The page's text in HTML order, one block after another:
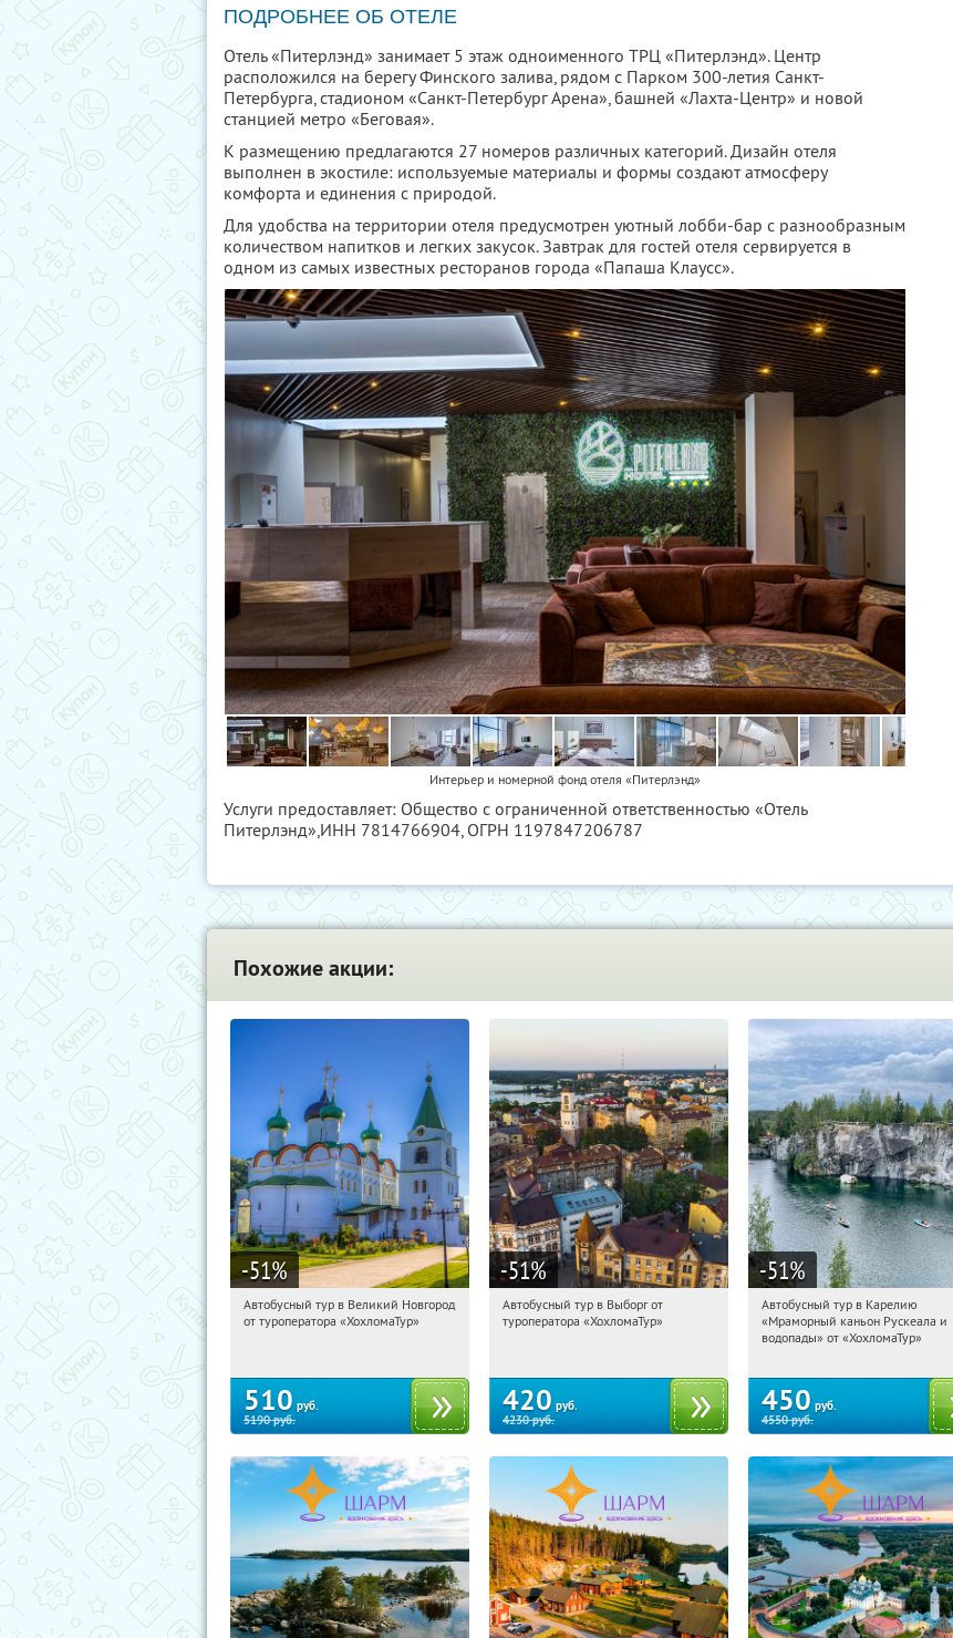
ПОДРОБНЕЕ ОБ ОТЕЛЕ
Отель «Питерлэнд» занимает 5 этаж одноименного ТРЦ «Питерлэнд». Центр
расположился на берегу Финского залива, рядом с Парком 300-летия Санкт-
Петербурга, стадионом «Санкт-Петербург Арена», башней «Лахта-Центр» и новой
станцией метро «Беговая».
К размещению предлагаются 27 номеров различных категорий. Дизайн отеля
выполнен в экостиле: используемые материалы и формы создают атмосферу
комфорта и единения с природой.
Для удобства на территории отеля предусмотрен уютный лобби-бар с разнообразным
количеством напитков и легких закусок. Завтрак для гостей отеля сервируется в
одном из самых известных ресторанов города «Папаша Клаусс».
Интерьер и номерной фонд отеля «Питерлэнд»
Услуги предоставляет: Общество с ограниченной ответственностью «Отель
Питерлэнд»,ИНН 7814766904, ОГРН 1197847206787
Похожие акции:
-51%
12:38:05 Купили:2
Автобусный тур в Великий Новгород
от туроператора «ХохломаТур»
510 руб.
5190руб.
-51%
12:38:05 Купили:
Автобусный тур в Выборг от
туроператора «ХохломаТур»
420 руб.
4230руб.
-51%
12:38:05 Купили:
Сенная площадь
Автобусный тур в Карелию
«Мраморный каньон Рускеала и
водопады» от «ХохломаТур»
450 руб.
4550руб.